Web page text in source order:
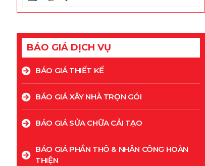
BÁO GIÁ DỊCH VỤ
BÁO GIÁ THIẾT KẾ
BÁO GIÁ XÂY NHÀ TRỌN GÓI
BÁO GIÁ SỬA CHỮA CẢI TẠO
BÁO GIÁ PHẦN THÔ & NHÂN CÔNG HOÀN
THIỆN